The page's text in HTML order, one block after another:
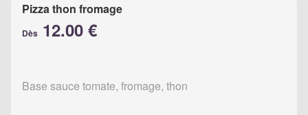
Pizza thon fromage
Dès 12.00 €
Base sauce tomate, fromage, thon